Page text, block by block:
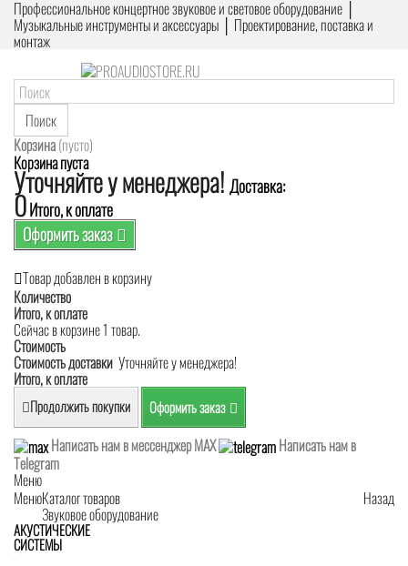
Профессиональное концертное звуковое и световое оборудование │
Музыкальные инструменты и аксессуары │ Проектирование, поставка и
монтаж
Поиск
Корзина(пусто)
Корзина пуста
Уточняйте у менеджера! Доставка:
0Итого, к оплате
Оформить заказ
Товар добавлен в корзину
Количество
Итого, к оплате
Сейчас в корзине 1 товар.
Стоимость
Стоимость доставки Уточняйте у менеджера!
Итого, к оплате
Продолжить покупки Оформить заказ
Написать нам в мессенджер MAX
Написать нам в
Telegram
Меню
Меню
Назад
Каталог товаров
Звуковое оборудование
АКУСТИЧЕСКИЕ
СИСТЕМЫ